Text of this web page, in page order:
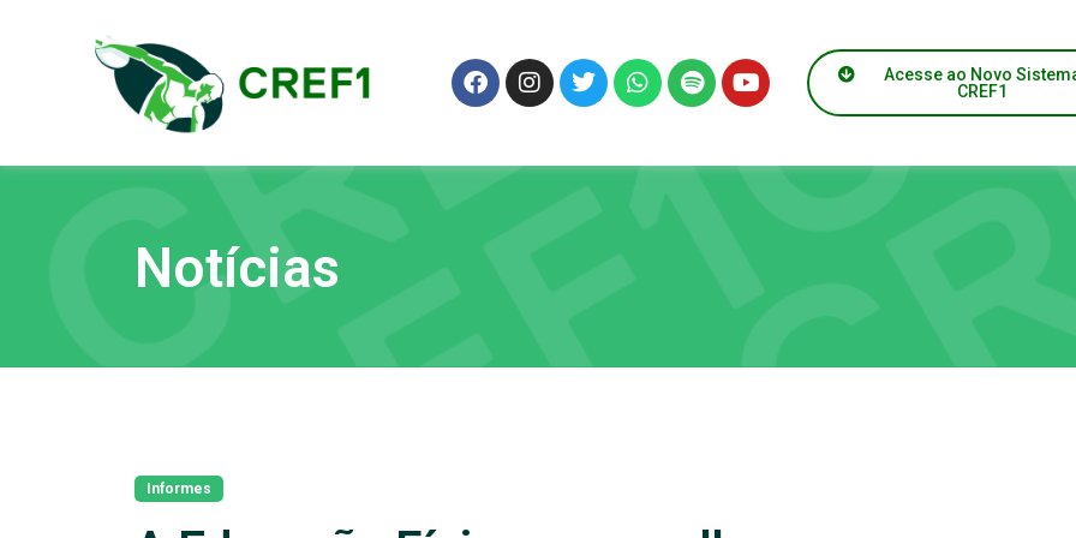
Acesse ao Novo
CREF1
Notícias
Informes